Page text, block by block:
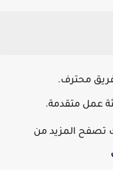
محترف.
عمل متقدمة.
تصفح المزيد من